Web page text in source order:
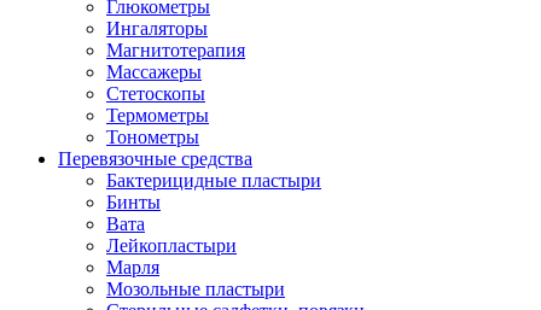
Глюкометры
Ингаляторы
Магнитотерапия
Массажеры
Стетоскопы
Термометры
Тонометры
Перевязочные средства
Бактерицидные пластыри
Бинты
Вата
Лейкопластыри
Марля
Мозольные пластыри